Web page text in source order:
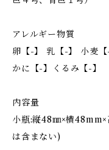
アレルギー物質
卵【-】 乳【-】 小麦
かに【-】くるみ【-】
内容量
小瓶:縦48㎜×横
は含まない)